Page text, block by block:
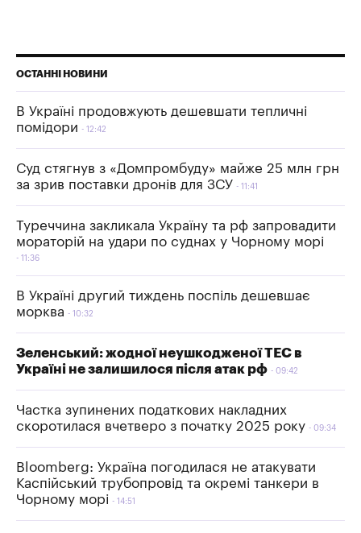
ОСТАННІ НОВИНИ
В Україні продовжують дешевшати тепличні
помідори
12:42
Суд стягнув з «Домпромбуду» майже 25 млн грн
за зрив поставки дронів для ЗСУ
11:41
Туреччина закликала Україну та рф запровадити
мораторій на удари по суднах у Чорному морі
11:36
В Україні другий тиждень поспіль дешевшає
морква
10:32
Зеленський: жодної неушкодженої ТЕС в
Україні не залишилося після атак рф
09:42
Частка зупинених податкових накладних
скоротилася вчетверо з початку 2025 року
09:34
Bloomberg: Україна погодилася не атакувати
Каспійський трубопровід та окремі танкери в
Чорному морі
14:51